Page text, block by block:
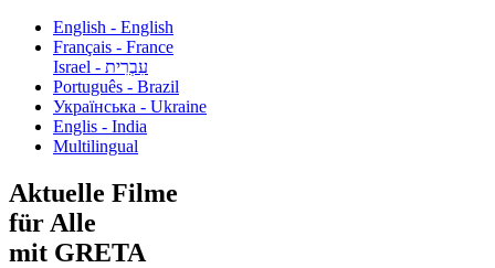
English - English
Français - France
עִבְרִית - Israel
Português - Brazil
Українська - Ukraine
Englis - India
Multilingual
Aktuelle Filme
für Alle
mit GRETA